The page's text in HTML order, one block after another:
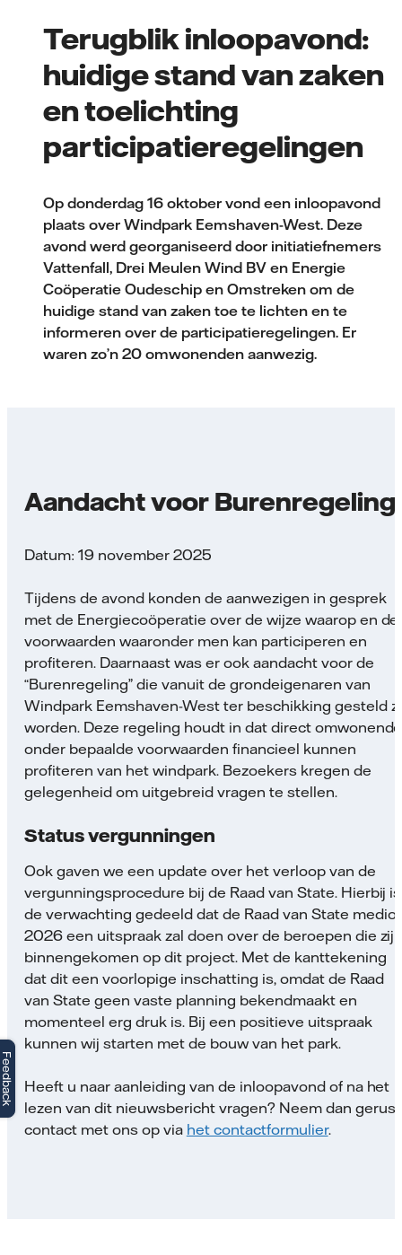
Terugblik inloopavond:
huidige stand van zaken
en toelichting
participatieregelingen
Op donderdag 16 oktober vond een inloopavond
plaats over Windpark Eemshaven-West. Deze
avond werd georganiseerd door initiatiefnemers
Vattenfall, Drei Meulen Wind BV en Energie
Coöperatie Oudeschip en Omstreken om de
huidige stand van zaken toe te lichten en te
informeren over de participatieregelingen. Er
waren zo’n 20 omwonenden aanwezig.
Aandacht voor Burenregeling
Datum: 19 november 2025
Tijdens de avond konden de aanwezigen in gesprek
met de Energiecoöperatie over de wijze waarop en de
voorwaarden waaronder men kan participeren en
profiteren. Daarnaast was er ook aandacht voor de
“Burenregeling” die vanuit de grondeigenaren van
Windpark Eemshaven-West ter beschikking gesteld
worden. Deze regeling houdt in dat direct
onder bepaalde voorwaarden financieel kunnen
profiteren van het windpark. Bezoekers kregen de
gelegenheid om uitgebreid vragen te stellen.
Status vergunningen
Ook gaven we een update over het verloop van de
vergunningsprocedure bij de Raad van State. Hierbij is
de verwachting gedeeld dat de Raad van State medio
2026 een uitspraak zal doen over de beroepen die
binnengekomen op dit project. Met de kanttekening
dat dit een voorlopige inschatting is, omdat de Raad
van State geen vaste planning bekendmaakt en
momenteel erg druk is. Bij een positieve uitspraak
kunnen wij starten met de bouw van het park.
Heeft u naar aanleiding van de inloopavond of na het
lezen van dit nieuwsbericht vragen? Neem dan gerust
contact met ons op via het contactformulier.
Feedback